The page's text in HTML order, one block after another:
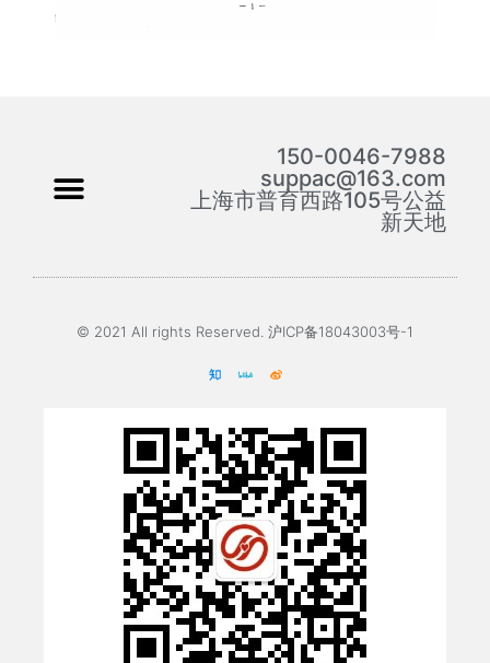
150-0046-7988
suppac@163.com
上海市普育西路105号公益
新天地
© 2021 All rights Reserved. 沪ICP备18043003号-1